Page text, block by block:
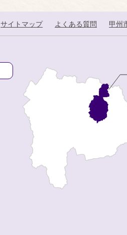
サイトマップ よくある質問 甲州